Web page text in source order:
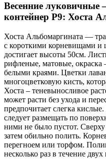
Весенние
контейнер Р9: Хоста
Хоста Альбомаргината —
с короткими корневищами
достигает высоты 50см.
рифленые, матовые, окраска
белыми краями. Цветки
многоцветковую кисть,
Хоста – теневыносливое
может расти без ухода и
предпочитает слегка
следует размещать по
ними не было пустот.
затем обильно полить.
перегноем или торфом.
несколько раз в течение двух